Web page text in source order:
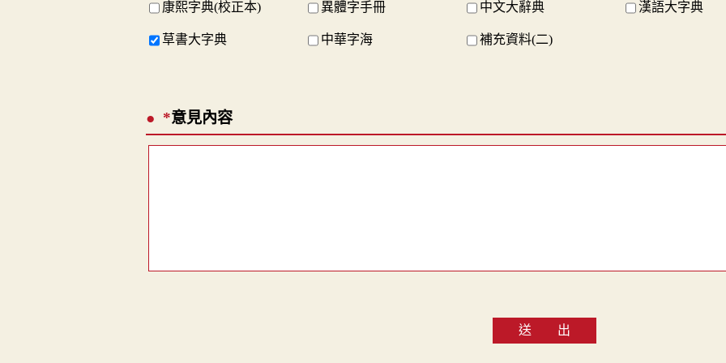
康熙字典(校正本) 異體字手冊 中文大辭典 漢語大字典
草書大字典 中華字海 補充資料(二)
*意見內容
送 出